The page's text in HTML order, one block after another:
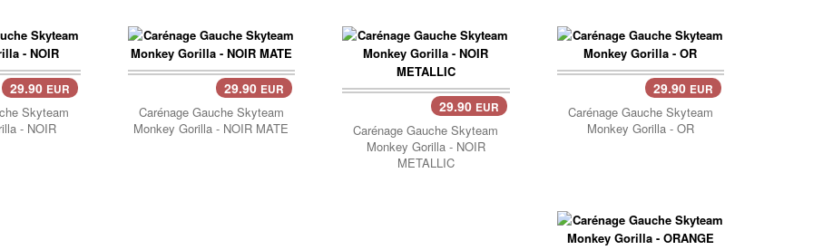
29.90 EUR
Skyteam
- NOIR
29.90 EUR
Carénage Gauche Skyteam
Monkey Gorilla - NOIR MATE
29.90 EUR
Carénage Gauche Skyteam
Monkey Gorilla - NOIR
METALLIC
29.90 EUR
Carénage Gauche Skyteam
Monkey Gorilla - OR